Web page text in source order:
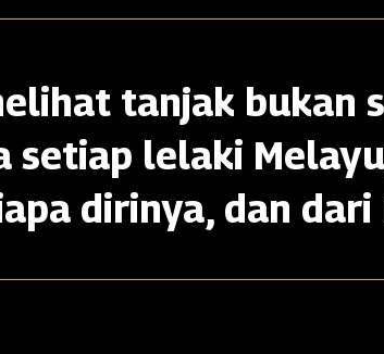
tanjak bukan
setiap lelaki
dirinya, dan dari